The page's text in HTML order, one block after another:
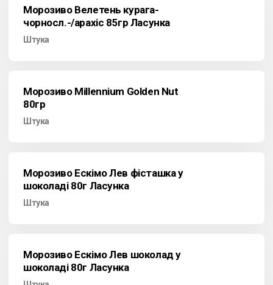
Морозиво Велетень курага-
чорносл.-/арахіс 85гр Ласунка
Штука
Морозиво Millennium Golden Nut
80гр
Штука
Морозиво Ескімо Лев фісташка у
шоколаді 80г Ласунка
Штука
Морозиво Ескімо Лев шоколад у
шоколаді 80г Ласунка